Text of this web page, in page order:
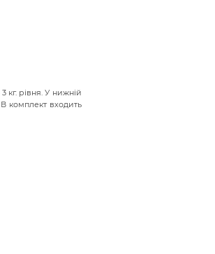
кг. рівня. У нижній
комплект входить